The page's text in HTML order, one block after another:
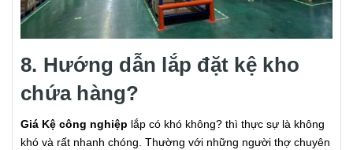
8. Hướng dẫn lắp đặt kệ kho
chứa hàng?
Giá Kệ công nghiệp lắp có khó không? thì thực sự là không
khó và rất nhanh chóng. Thường với những người thợ chuyên